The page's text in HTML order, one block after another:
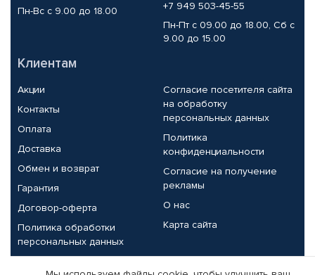
Пн-Вс с 9.00 до 18.00
+7 949 503-45-55
Пн-Пт с 09.00 до 18.00, Сб с
9.00 до 15.00
Клиентам
Акции
Контакты
Оплата
Доставка
Обмен и возврат
Гарантия
Договор-оферта
Политика обработки
персональных данных
Согласие посетителя сайта
на обработку
персональных данных
Политика
конфиденциальности
Согласие на получение
рекламы
О нас
Карта сайта